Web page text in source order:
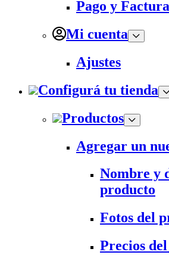
Pago y
Mi cuenta
Ajustes
Configurá tu tienda
Productos
Agregar un
Nombre y
producto
Fotos del
Precios